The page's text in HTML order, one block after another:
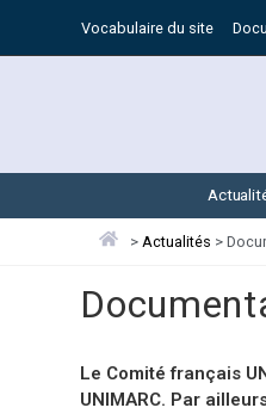
Vocabulaire du site
> Actualités >
Le Comité français
UNIMARC. Par